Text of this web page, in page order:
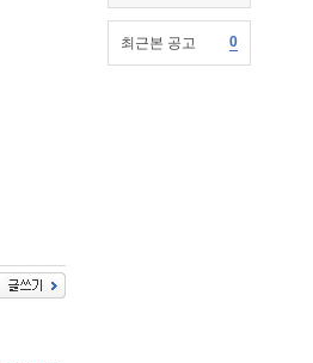
최근본 공고 0